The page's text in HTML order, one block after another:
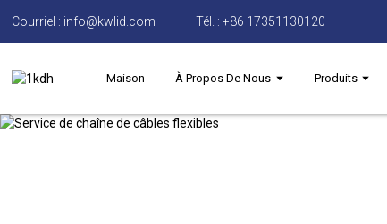
Courriel : info@kwlid.com Tél. : +86 17351130120
Maison À Propos De Nous Produits